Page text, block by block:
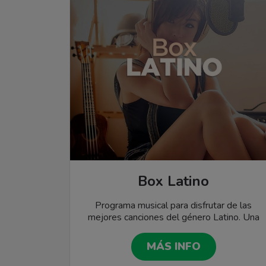
Box Latino
Programa musical para disfrutar de las
mejores canciones del género Latino. Una
aquellos oyentes amantes de Pop,
Románticos, Bachata y Reggaetón.
MÁS INFO